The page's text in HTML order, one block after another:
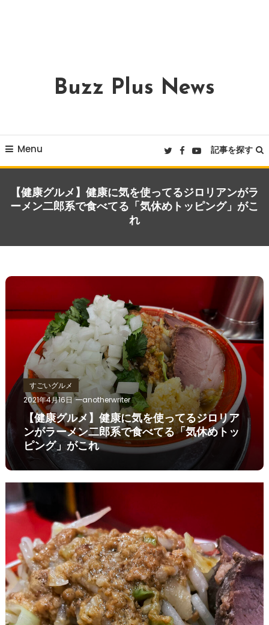
Buzz Plus News
Menu 記事を探す
【健康グルメ】健康に気を使ってるジロリアンがラ
ーメン二郎系で食べてる「気休めトッピング」がこ
れ
すごいグルメ
2021年4月16日
anotherwriter
【健康グルメ】健康に気を使ってるジロリア
ンがラーメン二郎系で食べてる「気休めトッ
ピング」がこれ